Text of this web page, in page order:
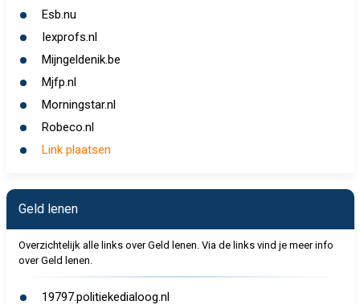
Esb.nu
Iexprofs.nl
Mijngeldenik.be
Mjfp.nl
Morningstar.nl
Robeco.nl
Link plaatsen
Geld lenen
Overzichtelijk alle links over Geld lenen. Via de links vind je meer info
over Geld lenen.
19797.politiekedialoog.nl